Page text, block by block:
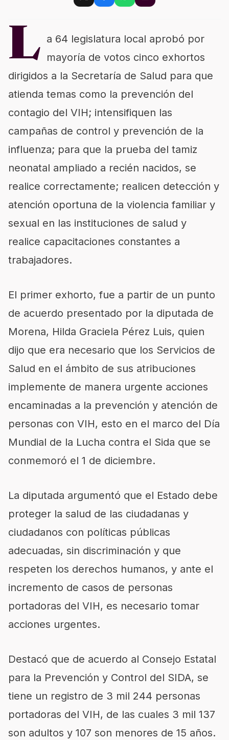
L a 64 legislatura local aprobó por
mayoría de votos cinco exhortos
dirigidos a la Secretaría de Salud para que
atienda temas como la prevención del
contagio del VIH; intensifiquen las
campañas de control y prevención de la
influenza; para que la prueba del tamiz
neonatal ampliado a recién nacidos, se
realice correctamente; realicen detección y
atención oportuna de la violencia familiar y
sexual en las instituciones de salud y
realice capacitaciones constantes a
trabajadores.
El primer exhorto, fue a partir de un punto
de acuerdo presentado por la diputada de
Morena, Hilda Graciela Pérez Luis, quien
dijo que era necesario que los Servicios de
Salud en el ámbito de sus atribuciones
implemente de manera urgente acciones
encaminadas a la prevención y atención de
personas con VIH, esto en el marco del Día
Mundial de la Lucha contra el Sida que se
conmemoró el 1 de diciembre.
La diputada argumentó que el Estado debe
proteger la salud de las ciudadanas y
ciudadanos con políticas públicas
adecuadas, sin discriminación y que
respeten los derechos humanos, y ante el
incremento de casos de personas
portadoras del VIH, es necesario tomar
acciones urgentes.
Destacó que de acuerdo al Consejo Estatal
para la Prevención y Control del SIDA, se
tiene un registro de 3 mil 244 personas
portadoras del VIH, de las cuales 3 mil 137
son adultos y 107 son menores de 15 años.